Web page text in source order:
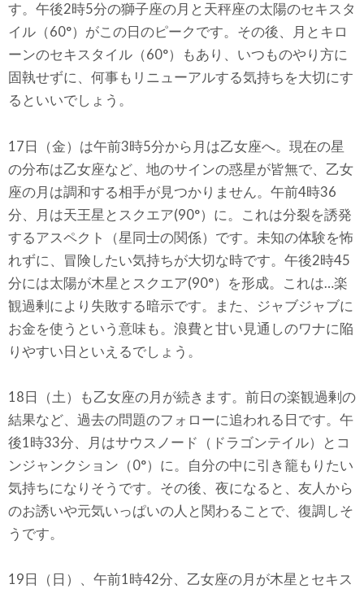
す。午後2時5分の獅子座の月と天秤座の太陽のセキスタ
イル（60°）がこの日のピークです。その後、月とキロ
ーンのセキスタイル（60°）もあり、いつものやり方に
固執せずに、何事もリニューアルする気持ちを大切にす
るといいでしょう。
17日（金）は午前3時5分から月は乙女座へ。現在の星
の分布は乙女座など、地のサインの惑星が皆無で、乙女
座の月は調和する相手が見つかりません。午前4時36
分、月は天王星とスクエア(90°）に。これは分裂を誘発
するアスペクト（星同士の関係）です。未知の体験を怖
れずに、冒険したい気持ちが大切な時です。午後2時45
分には太陽が木星とスクエア(90°）を形成。これは…楽
観過剰により失敗する暗示です。また、ジャブジャブに
お金を使うという意味も。浪費と甘い見通しのワナに陥
りやすい日といえるでしょう。
18日（土）も乙女座の月が続きます。前日の楽観過剰の
結果など、過去の問題のフォローに追われる日です。午
後1時33分、月はサウスノード（ドラゴンテイル）とコ
ンジャンクション（0°）に。自分の中に引き籠もりたい
気持ちになりそうです。その後、夜になると、友人から
のお誘いや元気いっぱいの人と関わることで、復調しそ
うです。
19日（日）、午前1時42分、乙女座の月が木星とセキス